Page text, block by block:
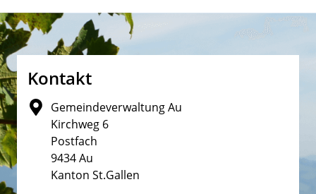
Fusszeile
Kontakt
Gemeindeverwaltung Au
Kirchweg 6
Postfach
9434 Au
Kanton St.Gallen